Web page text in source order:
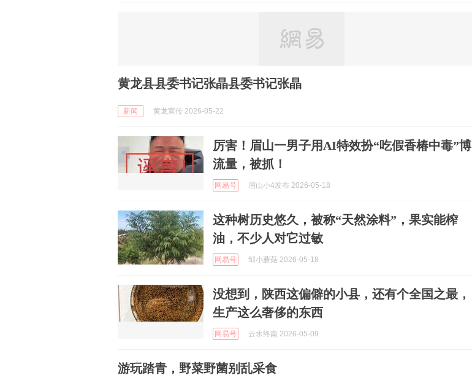
黄龙县县委书记张晶县委书记张晶
新闻 黄龙宣传 2026-05-22
厉害！眉山一男子用AI特效扮“吃假香椿中毒”博
流量，被抓！
网易号 眉山小4发布 2026-05-18
这种树历史悠久，被称“天然涂料”，果实能榨
油，不少人对它过敏
网易号 邹小蘑菇 2026-05-18
没想到，陕西这偏僻的小县，还有个全国之最，
生产这么奢侈的东西
网易号 云水终南 2026-05-09
游玩踏青，野菜野菌别乱采食